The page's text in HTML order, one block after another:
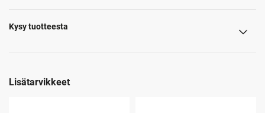
Kysy tuotteesta
Lisätarvikkeet